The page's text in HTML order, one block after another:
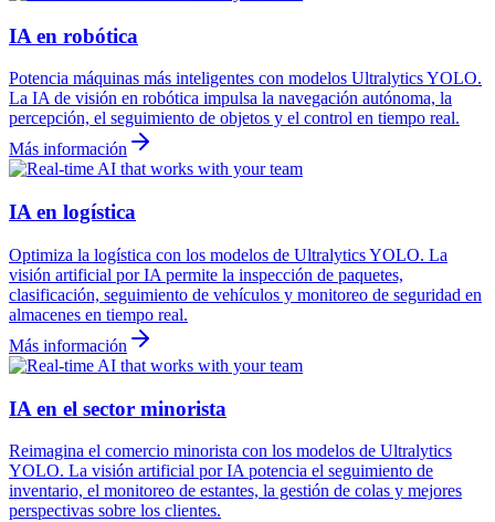
IA en robótica
Potencia máquinas más inteligentes con modelos Ultralytics YOLO.
La IA de visión en robótica impulsa la navegación autónoma, la
percepción, el seguimiento de objetos y el control en tiempo real.
Más información
IA en logística
Optimiza la logística con los modelos de Ultralytics YOLO. La
visión artificial por IA permite la inspección de paquetes,
clasificación, seguimiento de vehículos y monitoreo de seguridad en
almacenes en tiempo real.
Más información
IA en el sector minorista
Reimagina el comercio minorista con los modelos de Ultralytics
YOLO. La visión artificial por IA potencia el seguimiento de
inventario, el monitoreo de estantes, la gestión de colas y mejores
perspectivas sobre los clientes.